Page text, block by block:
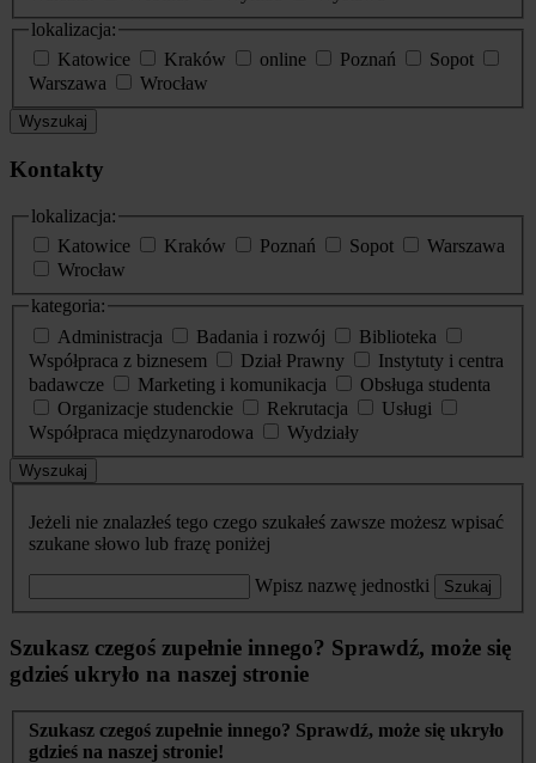
lokalizacja:
Katowice
Kraków online Poznań
Sopot
Warszawa
Wrocław
Wyszukaj
Kontakty
lokalizacja:
Katowice
Kraków Poznań Sopot
Warszawa
Wrocław
kategoria:
Administracja
Badania i rozwój
Biblioteka
Współpraca z biznesem
Dział Prawny
Instytuty i centra
badawcze
Marketing i komunikacja
Obsługa studenta
Organizacje studenckie
Rekrutacja
Usługi
Współpraca międzynarodowa
Wydziały
Wyszukaj
Jeżeli nie znalazłeś tego czego szukałeś zawsze możesz wpisać
szukane słowo lub frazę poniżej
Wpisz nazwę jednostki Szukaj
Szukasz czegoś zupełnie innego? Sprawdź, może się
gdzieś ukryło na naszej stronie
Szukasz czegoś zupełnie innego? Sprawdź, może się ukryło
gdzieś na naszej stronie!